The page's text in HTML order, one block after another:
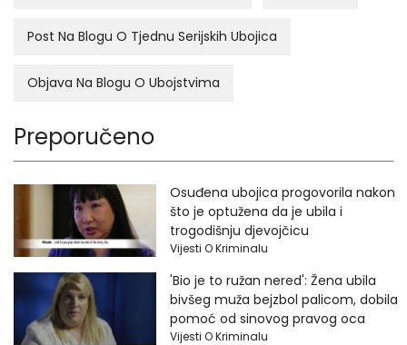
Post Na Blogu O Tjednu Serijskih Ubojica
Objava Na Blogu O Ubojstvima
Preporučeno
Osuđena ubojica progovorila nakon
što je optužena da je ubila i
trogodišnju djevojčicu
Vijesti O Kriminalu
'Bio je to ružan nered': Žena ubila
bivšeg muža bejzbol palicom, dobila
pomoć od sinovog pravog oca
Vijesti O Kriminalu